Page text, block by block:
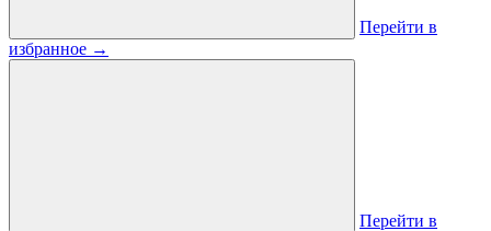
Перейти в
избранное →
Перейти в